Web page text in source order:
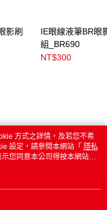
影刷
IE眼線液筆BR眼
組_BR690
NT$300
方式之詳情，及若您不希
設定，請參閱本網站「 隱私
您同意本公司得按本網站使